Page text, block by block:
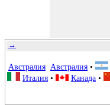
→
Австралия Австралия •
Италия • Канада •